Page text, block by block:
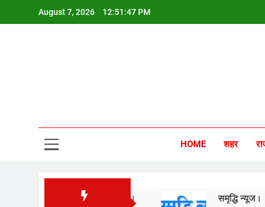
August 7, 2026 12:51:48 PM
HOME शहर
समृद्धि न्यूज। समृद्धि न्यूज।